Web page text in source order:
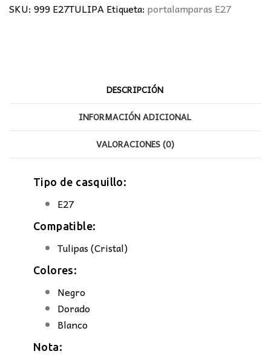
SKU: 999 E27TULIPAEtiqueta: portalamparas E27
DESCRIPCIÓN
INFORMACIÓN ADICIONAL
VALORACIONES (0)
Tipo de casquillo:
E27
Compatible:
Tulipas (Cristal)
Colores:
Negro
Dorado
Blanco
Nota: